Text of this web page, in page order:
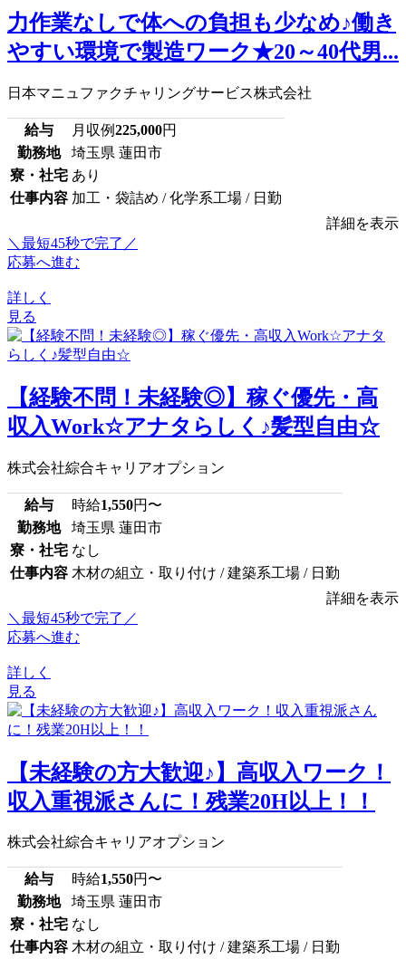
力作業なしで体への負担も少なめ♪働き
やすい環境で製造ワーク★20～40代男...
日本マニュファクチャリングサービス株式会社
給与 月収例225,000円
勤務地
埼玉県 蓮田市
寮・社宅 あり
仕事内容 加工・袋詰め / 化学系工場 / 日勤
詳細を表示
＼最短45秒で完了／
応募へ進む
詳しく
見る
【経験不問！未経験◎】稼ぐ優先・高
収入Work☆アナタらしく♪髪型自由☆
株式会社綜合キャリアオプション
給与 時給1,550円〜
勤務地
埼玉県 蓮田市
寮・社宅 なし
仕事内容 木材の組立・取り付け / 建築系工場 / 日勤
詳細を表示
＼最短45秒で完了／
応募へ進む
詳しく
見る
【未経験の方大歓迎♪】高収入ワーク！
収入重視派さんに！残業20H以上！！
株式会社綜合キャリアオプション
給与 時給1,550円〜
勤務地
埼玉県 蓮田市
寮・社宅 なし
仕事内容 木材の組立・取り付け / 建築系工場 / 日勤